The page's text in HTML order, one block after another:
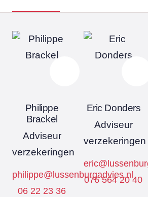
Philippe
Brackel
Adviseur
verzekeringen
philippe@lussenburgadvies.nl
06 22 23 36
Eric Donders
Adviseur
verzekeringen
076 564 20 40